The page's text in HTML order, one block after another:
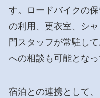
す。ロードバイクの
の利用、更衣室、シ
門スタッフが常駐し
への相談も可能となっ
宿泊との連携として